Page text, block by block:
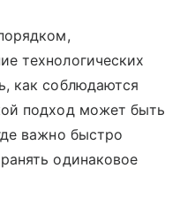
технологических
как соблюдаются
подход может быть
важно быстро
одинаковое